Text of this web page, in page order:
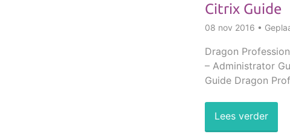
Citrix Guide
08 nov 2016 •
Dragon
– Administrator
Guide Dragon
Lees verder